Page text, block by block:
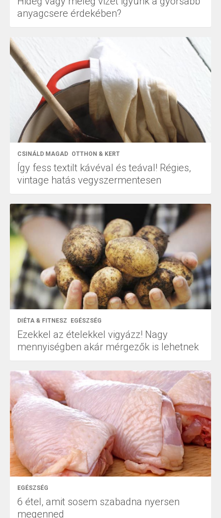
anyagcsere érdekében?
CSINÁLD MAGAD OTTHON & KERT
Így fess textilt kávéval és teával! Régies,
vintage hatás vegyszermentesen
DIÉTA & FITNESZ EGÉSZSÉG
Ezekkel az ételekkel vigyázz! Nagy
mennyiségben akár mérgezők is lehetnek
EGÉSZSÉG
6 étel, amit sosem szabadna nyersen
megenned